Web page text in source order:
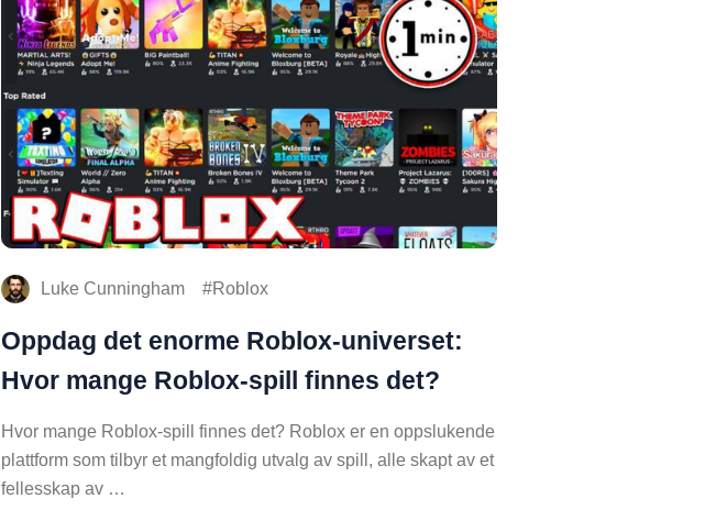
Luke Cunningham Roblox
Oppdag det enorme Roblox-universet:
Hvor mange Roblox-spill finnes det?
Hvor mange Roblox-spill finnes det? Roblox er en oppslukende
plattform som tilbyr et mangfoldig utvalg av spill, alle skapt av et
fellesskap av …